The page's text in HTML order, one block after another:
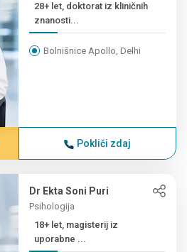
28+ let, doktorat iz kliničnih
znanosti...
Bolnišnice Apollo, Delhi
Pokliči zdaj
Dr Ekta Soni Puri
Psihologija
18+ let, magisterij iz
uporabne ...